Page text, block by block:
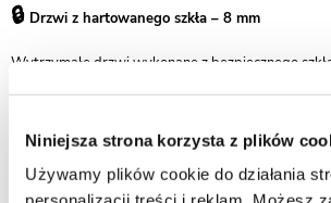
Niniejsza strona korzysta z plików
Używamy plików cookie do działania
🔒 Drzwi z hartowanego szkła – 8 mm
Wytrzymałe drzwi wykonane z bezpiecznego
🔥Piec Harvia Vega BC35 – 3,5 kW z